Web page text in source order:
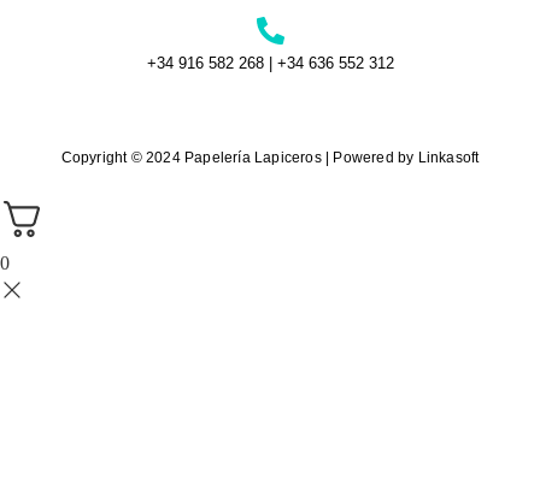
+34 916 582 268 | +34 636 552 312
Copyright © 2024 Papelería Lapiceros | Powered by Linkasoft
0